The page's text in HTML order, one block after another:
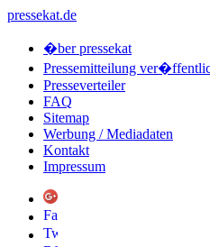
pressekat.de
�ber pressekat
Pressemitteilung
Presseverteiler
FAQ
Sitemap
Werbung / Mediadaten
Kontakt
Impressum